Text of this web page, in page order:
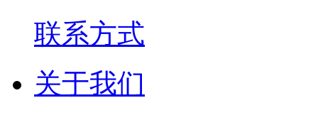
联系方式
关于我们